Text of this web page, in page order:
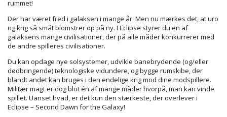
rummet!
Der har været fred i galaksen i mange år. Men nu mærkes det, at uro
og krig så småt blomstrer op på ny. I Eclipse styrer du en af
galaksens mange civilisationer, der på alle måder konkurrerer med
de andre spilleres civilisationer.
Du kan opdage nye solsystemer, udvikle banebrydende (og/eller
dødbringende) teknologiske vidundere, og bygge rumskibe, der
blandt andet kan bruges i den endelige krig mod dine modspillere.
Militær magt er dog blot én af mange måder hvorpå, man kan vinde
spillet. Uanset hvad, er det kun den stærkeste, der overlever i
Eclipse – Second Dawn for the Galaxy!